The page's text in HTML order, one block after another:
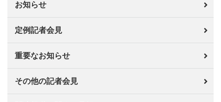
お知らせ
定例記者会見
重要なお知らせ
その他の記者会見